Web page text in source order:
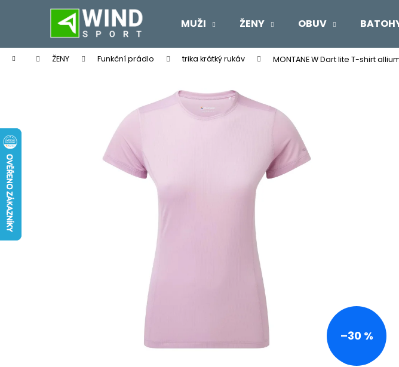
MUŽI ŽENY OBUV
Domů ŽENY Funkční prádlo trika krátký rukáv MONTANE W Dart lite T-shirt
–30 %
í
do
obchodu
do
obchodu
Co potřebujete
Doporučujeme